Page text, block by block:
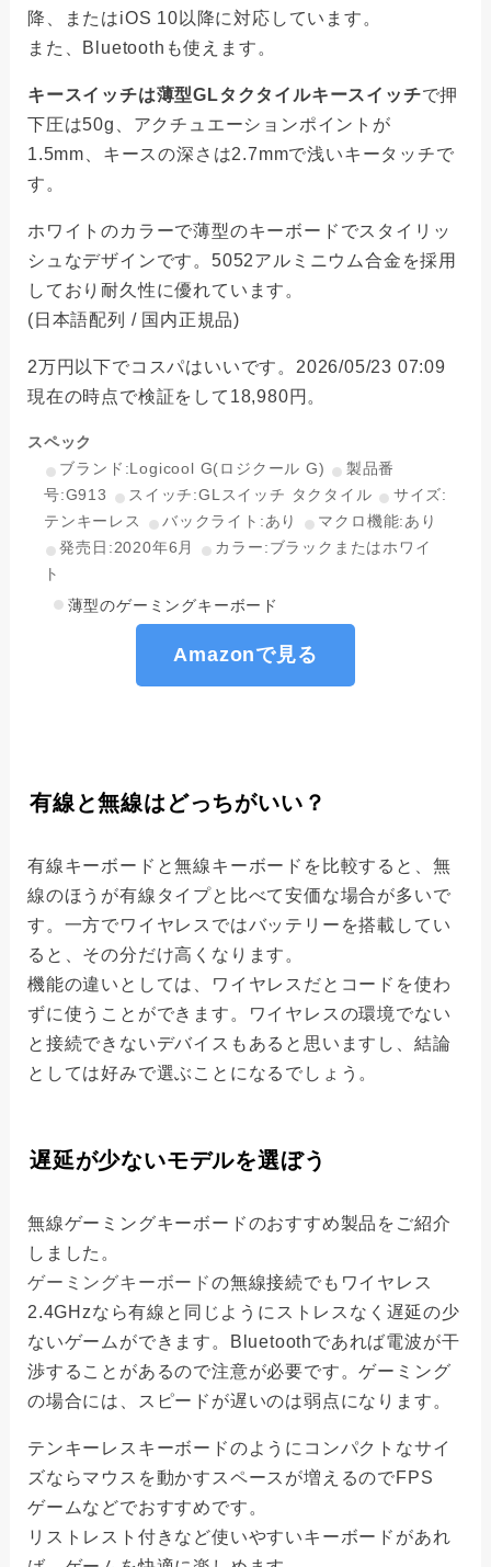
降、またはiOS 10以降に対応しています。
また、Bluetoothも使えます。
キースイッチは薄型GLタクタイルキースイッチで押
下圧は50g、アクチュエーションポイントが
1.5mm、キースの深さは2.7mmで浅いキータッチで
す。
ホワイトのカラーで薄型のキーボードでスタイリッ
シュなデザインです。5052アルミニウム合金を採用
しており耐久性に優れています。
(日本語配列 / 国内正規品)
2万円以下でコスパはいいです。2026/05/23 07:09
現在の時点で検証をして18,980円。
スペック
ブランド:Logicool G(ロジクール G)
製品番
号:G913
スイッチ:GLスイッチ タクタイル
サイズ:
テンキーレス
バックライト:あり
マクロ機能:あり
発売日:2020年6月
カラー:ブラックまたはホワイ
ト
薄型のゲーミングキーボード
Amazonで見る
有線と無線はどっちがいい？
有線キーボードと無線キーボードを比較すると、無
線のほうが有線タイプと比べて安価な場合が多いで
す。一方でワイヤレスではバッテリーを搭載してい
ると、その分だけ高くなります。
機能の違いとしては、ワイヤレスだとコードを使わ
ずに使うことができます。ワイヤレスの環境でない
と接続できないデバイスもあると思いますし、結論
としては好みで選ぶことになるでしょう。
遅延が少ないモデルを選ぼう
無線ゲーミングキーボードのおすすめ製品をご紹介
しました。
ゲーミングキーボードの無線接続でもワイヤレス
2.4GHzなら有線と同じようにストレスなく遅延の少
ないゲームができます。Bluetoothであれば電波が干
渉することがあるので注意が必要です。ゲーミング
の場合には、スピードが遅いのは弱点になります。
テンキーレスキーボードのようにコンパクトなサイ
ズならマウスを動かすスペースが増えるのでFPS
ゲームなどでおすすめです。
リストレスト付きなど使いやすいキーボードがあれ